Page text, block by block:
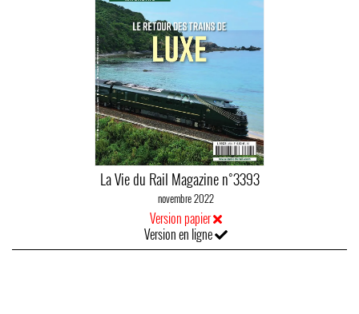
La Vie du Rail Magazine n°3393
novembre 2022
Version papier
Version en ligne